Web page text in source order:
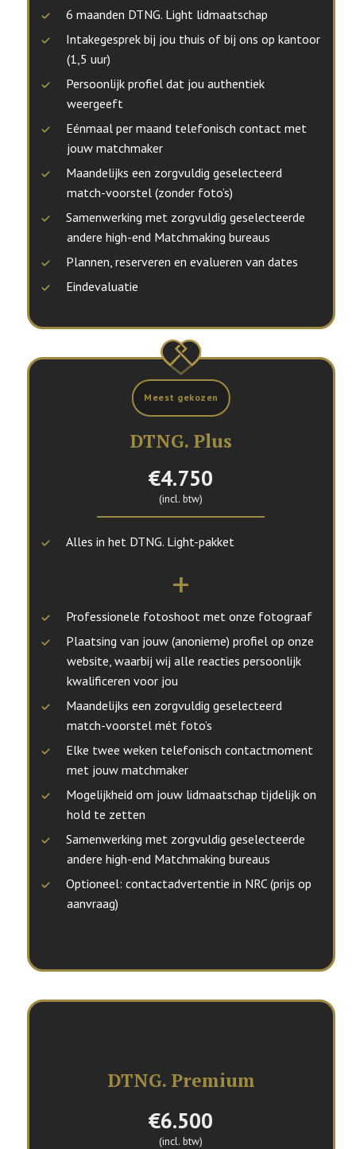
6 maanden DTNG. Light lidmaatschap
Intakegesprek bij jou thuis of bij ons op kantoor
(1,5 uur)
Persoonlijk profiel dat jou authentiek
weergeeft
Eénmaal per maand telefonisch contact met
jouw matchmaker
Maandelijks een zorgvuldig geselecteerd
match-voorstel (zonder foto’s)
Samenwerking met zorgvuldig geselecteerde
andere high-end Matchmaking bureaus
Plannen, reserveren en evalueren van dates
Eindevaluatie
DTNG. Plus
€4.750
(incl. btw)
Alles in het DTNG. Light-pakket
+
Professionele fotoshoot met onze fotograaf
Plaatsing van jouw (anonieme) profiel op onze
website, waarbij wij alle reacties persoonlijk
kwalificeren voor jou
Maandelijks een zorgvuldig geselecteerd
match-voorstel mét foto’s
Elke twee weken telefonisch contactmoment
met jouw matchmaker
Mogelijkheid om jouw lidmaatschap tijdelijk on
hold te zetten
Samenwerking met zorgvuldig geselecteerde
andere high-end Matchmaking bureaus
Optioneel: contactadvertentie in NRC (prijs op
aanvraag)
DTNG. Premium
€6.500
(incl. btw)